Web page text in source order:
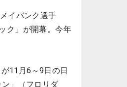
イバンク選手
ク」が開幕。今年
11月6～9日の日
」（フロリダ